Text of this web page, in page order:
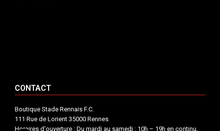
CONTACT
Boutique Stade Rennais F.C.
111 Rue de Lorient 35000 Rennes
Horaires d'ouverture : Du mardi au samedi : 10h – 19h en continu,